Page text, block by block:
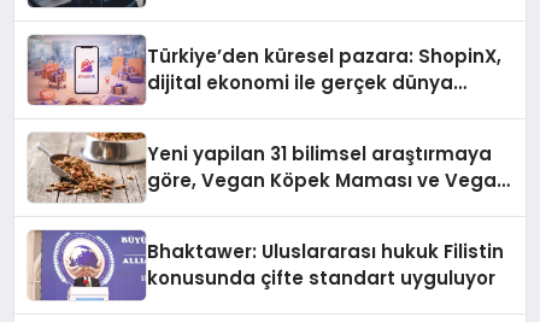
Türkiye’den küresel pazara: ShopinX,
dijital ekonomi ile gerçek dünya
Yeni yapilan 31 bilimsel araştırmaya
göre, Vegan Köpek Maması ve Vegan
Bhaktawer: Uluslararası hukuk Filistin
konusunda çifte standart uyguluyor